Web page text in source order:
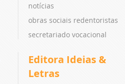
notícias
obras sociais redentoristas
secretariado vocacional
Editora Ideias &
Letras